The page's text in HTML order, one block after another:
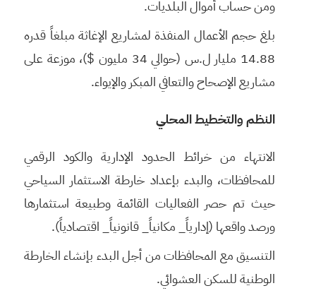
ومن حساب أموال البلديات.
بلغ حجم الأعمال المنفذة لمشاريع الإغاثة مبلغاً قدره
14.88 مليار ل.س (حوالي 34 مليون $)، موزعة على
مشاريع الإصحاح والتعافي المبكر والإيواء.
النظم والتخطيط المحلي
الانتهاء من خرائط الحدود الإدارية والكود الرقمي
للمحافظات، والبدء بإعداد خارطة الاستثمار السياحي
حيث تم حصر الفعاليات القائمة وطبيعة استثمارها
ورصد واقعها (إدارياً_ مكانياً_ قانونياً_ اقتصادياً).
التنسيق مع المحافظات من أجل البدء بإنشاء الخارطة
الوطنية للسكن العشوائي.